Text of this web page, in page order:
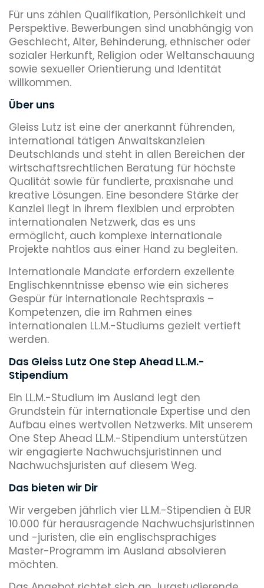
Für uns zählen Qualifikation, Persönlichkeit und
Perspektive. Bewerbungen sind unabhängig von
Geschlecht, Alter, Behinderung, ethnischer oder
sozialer Herkunft, Religion oder Weltanschauung
sowie sexueller Orientierung und Identität
willkommen.
Über uns
Gleiss Lutz ist eine der anerkannt führenden,
international tätigen Anwaltskanzleien
Deutschlands und steht in allen Bereichen der
wirtschaftsrechtlichen Beratung für höchste
Qualität sowie für fundierte, praxisnahe und
kreative Lösungen. Eine besondere Stärke der
Kanzlei liegt in ihrem flexiblen und erprobten
internationalen Netzwerk, das es uns
ermöglicht, auch komplexe internationale
Projekte nahtlos aus einer Hand zu begleiten.
Internationale Mandate erfordern exzellente
Englischkenntnisse ebenso wie ein sicheres
Gespür für internationale Rechtspraxis –
Kompetenzen, die im Rahmen eines
internationalen LL.M.-Studiums gezielt vertieft
werden.
Das Gleiss Lutz One Step Ahead LL.M.-
Stipendium
Ein LL.M.-Studium im Ausland legt den
Grundstein für internationale Expertise und den
Aufbau eines wertvollen Netzwerks. Mit unserem
One Step Ahead LL.M.-Stipendium unterstützen
wir engagierte Nachwuchsjuristinnen und
Nachwuchsjuristen auf diesem Weg.
Das bieten wir Dir
Wir vergeben jährlich vier LL.M.-Stipendien à EUR
10.000 für herausragende Nachwuchsjuristinnen
und -juristen, die ein englischsprachiges
Master-Programm im Ausland absolvieren
möchten.